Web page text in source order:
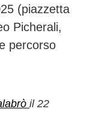
(piazzetta
Picherali,
percorso
il 22